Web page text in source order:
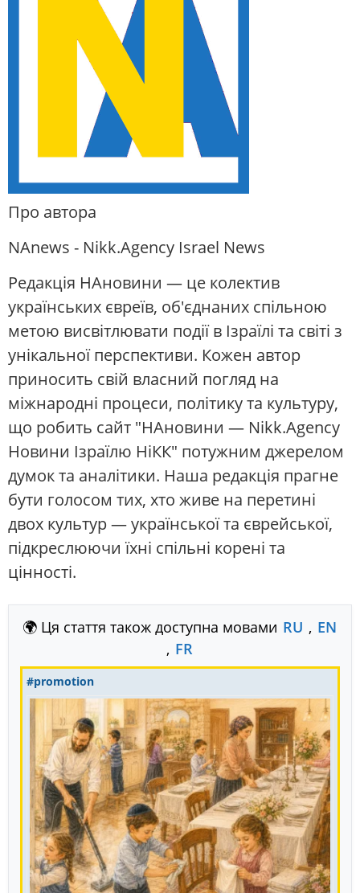
Про автора
NAnews - Nikk.Agency Israel News
Редакція НАновини — це колектив
українських євреїв, об'єднаних спільною
метою висвітлювати події в Ізраїлі та світі з
унікальної перспективи. Кожен автор
приносить свій власний погляд на
міжнародні процеси, політику та культуру,
що робить сайт "НАновини — Nikk.Agency
Новини Ізраїлю НіКК" потужним джерелом
думок та аналітики. Наша редакція прагне
бути голосом тих, хто живе на перетині
двох культур — української та єврейської,
підкреслюючи їхні спільні корені та
цінності.
🌍 Ця стаття також доступна мовами RU , EN
, FR
#promotion